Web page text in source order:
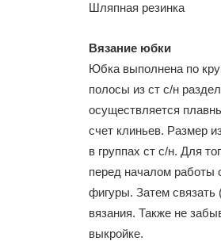
Шляпная резинка
Вязание юбки
Юбка выполнена по
полосы из ст с/н
осуществляется
счет клиньев. Размер
в группах ст с/н. Для
перед началом работы
фигуры. Затем связать
вязания. Также не
выкройке.